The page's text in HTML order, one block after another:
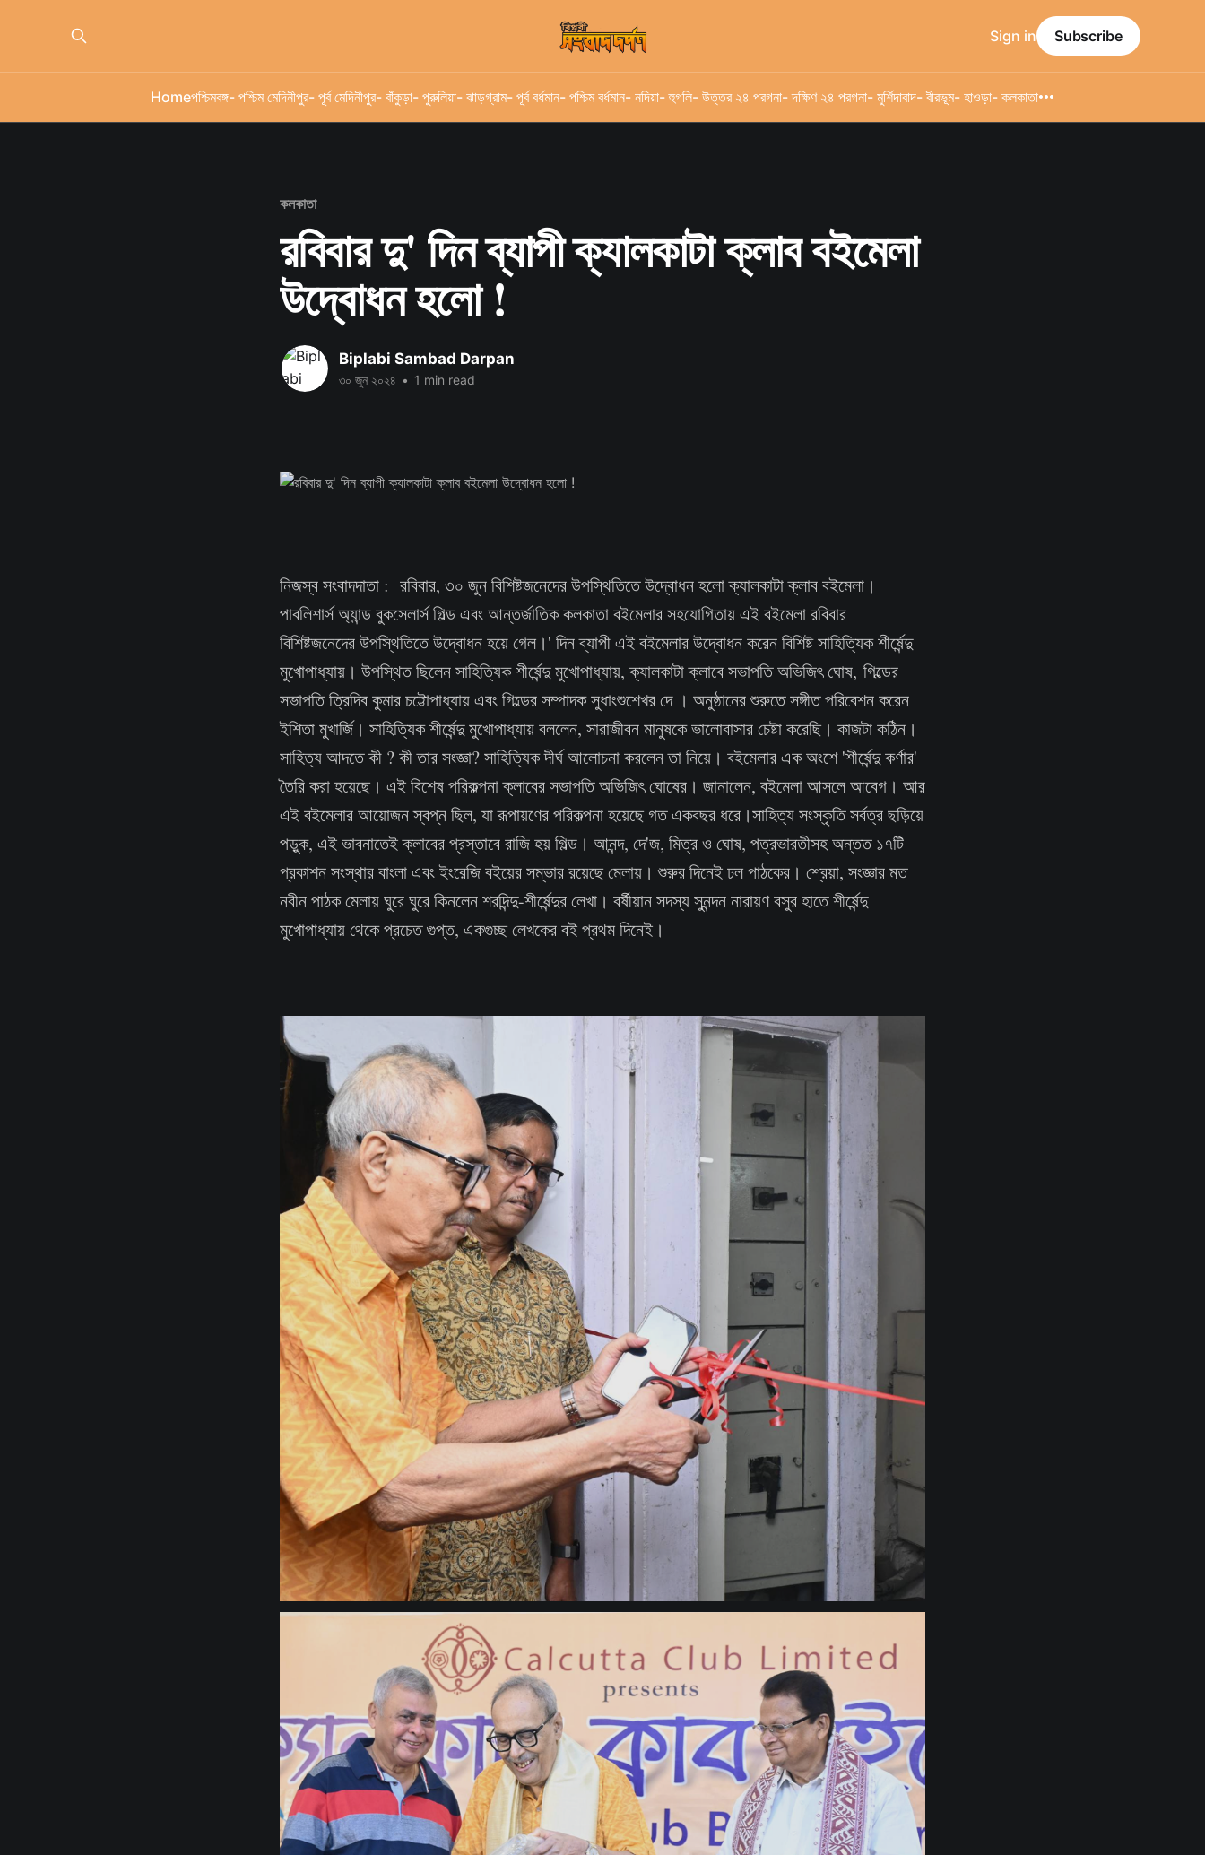
Homeপশ্চিমবঙ্গ- পশ্চিম মেদিনীপুর- পূর্ব মেদিনীপুর- বাঁকুড়া- পুরুলিয়া- ঝাড়গ্রাম- পূর্ব বর্ধমান- পশ্চিম বর্ধমান- নদিয়া- হুগলি- উত্তর ২৪ পরগনা- দক্ষিণ ২৪ পরগনা- মুর্শিদাবাদ- বীরভূম- হাওড়া- কলকাতা
Sign in Subscribe
কলকাতা
রবিবার দু' দিন ব্যাপী ক্যালকাটা ক্লাব বইমেলা
উদ্বোধন হলো !
Biplabi Sambad Darpan
৩০ জুন ২০২৪ • 1 min read
নিজস্ব সংবাদদাতা : রবিবার, ৩০ জুন বিশিষ্টজনেদের উপস্থিতিতে উদ্বোধন হলো ক্যালকাটা ক্লাব বইমেলা।
পাবলিশার্স অ্যান্ড বুকসেলার্স গিল্ড এবং আন্তর্জাতিক কলকাতা বইমেলার সহযোগিতায় এই বইমেলা রবিবার
বিশিষ্টজনেদের উপস্থিতিতে উদ্বোধন হয়ে গেল।' দিন ব্যাপী এই বইমেলার উদ্বোধন করেন বিশিষ্ট সাহিত্যিক শীর্ষেন্দু
মুখোপাধ্যায়। উপস্থিত ছিলেন সাহিত্যিক শীর্ষেন্দু মুখোপাধ্যায়, ক্যালকাটা ক্লাবে সভাপতি অভিজিৎ ঘোষ, গিল্ডের
সভাপতি ত্রিদিব কুমার চট্টোপাধ্যায় এবং গিল্ডের সম্পাদক সুধাংশুশেখর দে । অনুষ্ঠানের শুরুতে সঙ্গীত পরিবেশন করেন
ইশিতা মুখার্জি। সাহিত্যিক শীর্ষেন্দু মুখোপাধ্যায় বললেন, সারাজীবন মানুষকে ভালোবাসার চেষ্টা করেছি। কাজটা কঠিন।
সাহিত্য আদতে কী ? কী তার সংজ্ঞা? সাহিত্যিক দীর্ঘ আলোচনা করলেন তা নিয়ে। বইমেলার এক অংশে 'শীর্ষেন্দু কর্ণার'
তৈরি করা হয়েছে। এই বিশেষ পরিকল্পনা ক্লাবের সভাপতি অভিজিৎ ঘোষের। জানালেন, বইমেলা আসলে আবেগ। আর
এই বইমেলার আয়োজন স্বপ্ন ছিল, যা রূপায়ণের পরিকল্পনা হয়েছে গত একবছর ধরে।সাহিত্য সংস্কৃতি সর্বত্র ছড়িয়ে
পড়ুক, এই ভাবনাতেই ক্লাবের প্রস্তাবে রাজি হয় গিল্ড। আনন্দ, দে'জ, মিত্র ও ঘোষ, পত্রভারতীসহ অন্তত ১৭টি
প্রকাশন সংস্থার বাংলা এবং ইংরেজি বইয়ের সম্ভার রয়েছে মেলায়। শুরুর দিনেই ঢল পাঠকের। শ্রেয়া, সংজ্ঞার মত
নবীন পাঠক মেলায় ঘুরে ঘুরে কিনলেন শরদিন্দু-শীর্ষেন্দুর লেখা। বর্ষীয়ান সদস্য সুনন্দন নারায়ণ বসুর হাতে শীর্ষেন্দু
মুখোপাধ্যায় থেকে প্রচেত গুপ্ত, একগুচ্ছ লেখকের বই প্রথম দিনেই।